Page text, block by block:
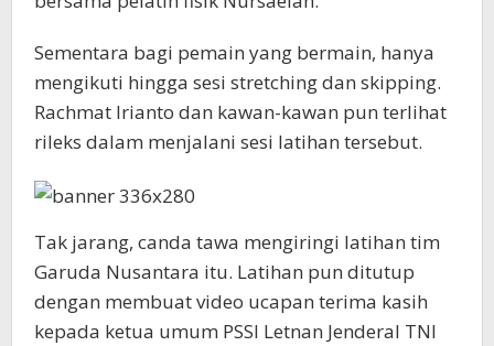
Sementara bagi pemain yang bermain, hanya
mengikuti hingga sesi stretching dan skipping.
Rachmat Irianto dan kawan-kawan pun terlihat
rileks dalam menjalani sesi latihan tersebut.
Tak jarang, canda tawa mengiringi latihan tim
Garuda Nusantara itu. Latihan pun ditutup
dengan membuat video ucapan terima kasih
kepada ketua umum PSSI Letnan Jenderal TNI